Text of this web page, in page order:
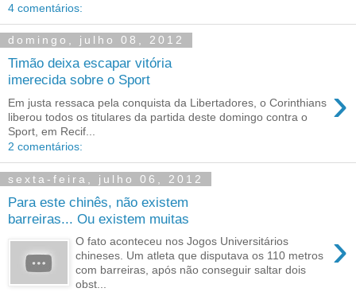
4 comentários:
domingo, julho 08, 2012
Timão deixa escapar vitória
imerecida sobre o Sport
›
Em justa ressaca pela conquista da Libertadores, o Corinthians
liberou todos os titulares da partida deste domingo contra o
Sport, em Recif...
2 comentários:
sexta-feira, julho 06, 2012
Para este chinês, não existem
barreiras... Ou existem muitas
›
O fato aconteceu nos Jogos Universitários
chineses. Um atleta que disputava os 110 metros
com barreiras, após não conseguir saltar dois
obst...